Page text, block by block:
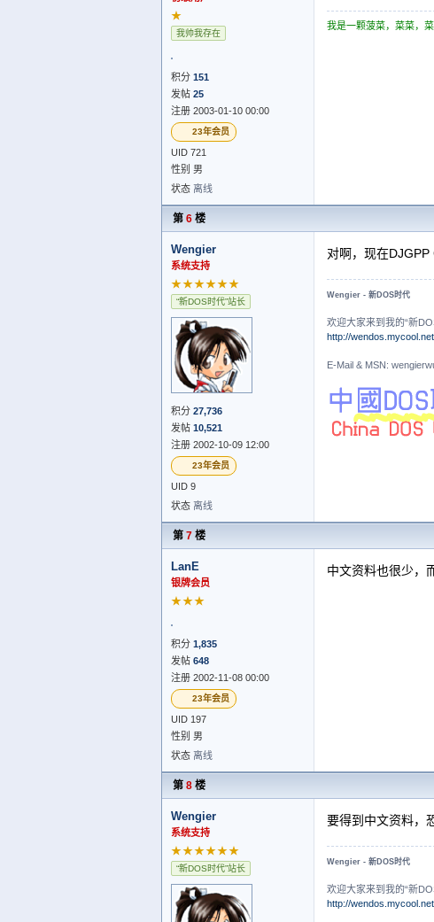
★
我帅我存在
积分 151
发帖 25
注册 2003-01-10 00:00
23年会员
UID 721
性别 男
状态 离线
我是一颗菠菜，菜菜，
第 6 楼
Wengier
系统支持
★★★★★★
“新DOS时代”站长
积分 27,736
发帖 10,521
注册 2002-10-09 12:00
23年会员
UID 9
状态 离线
对啊，现在
Wengier - 新DOS时代
欢迎大家来到我的“新
http://
E-Mail & MSN:
第 7 楼
LanE
银牌会员
★★★
积分 1,835
发帖 648
注册 2002-11-08 00:00
23年会员
UID 197
性别 男
状态 离线
中文资料也很少，
第 8 楼
Wengier
系统支持
★★★★★★
“新DOS时代”站长
要得到中文资料，
Wengier - 新DOS时代
欢迎大家来到我的“新
http://